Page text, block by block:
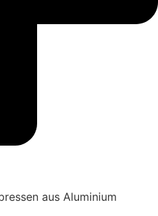
aus Aluminium